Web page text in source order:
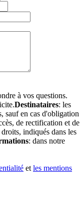
à vos questions.
Destinataires: les
sauf en cas d'obligation
de rectification et de
indiqués dans les
: dans notre
et les mentions